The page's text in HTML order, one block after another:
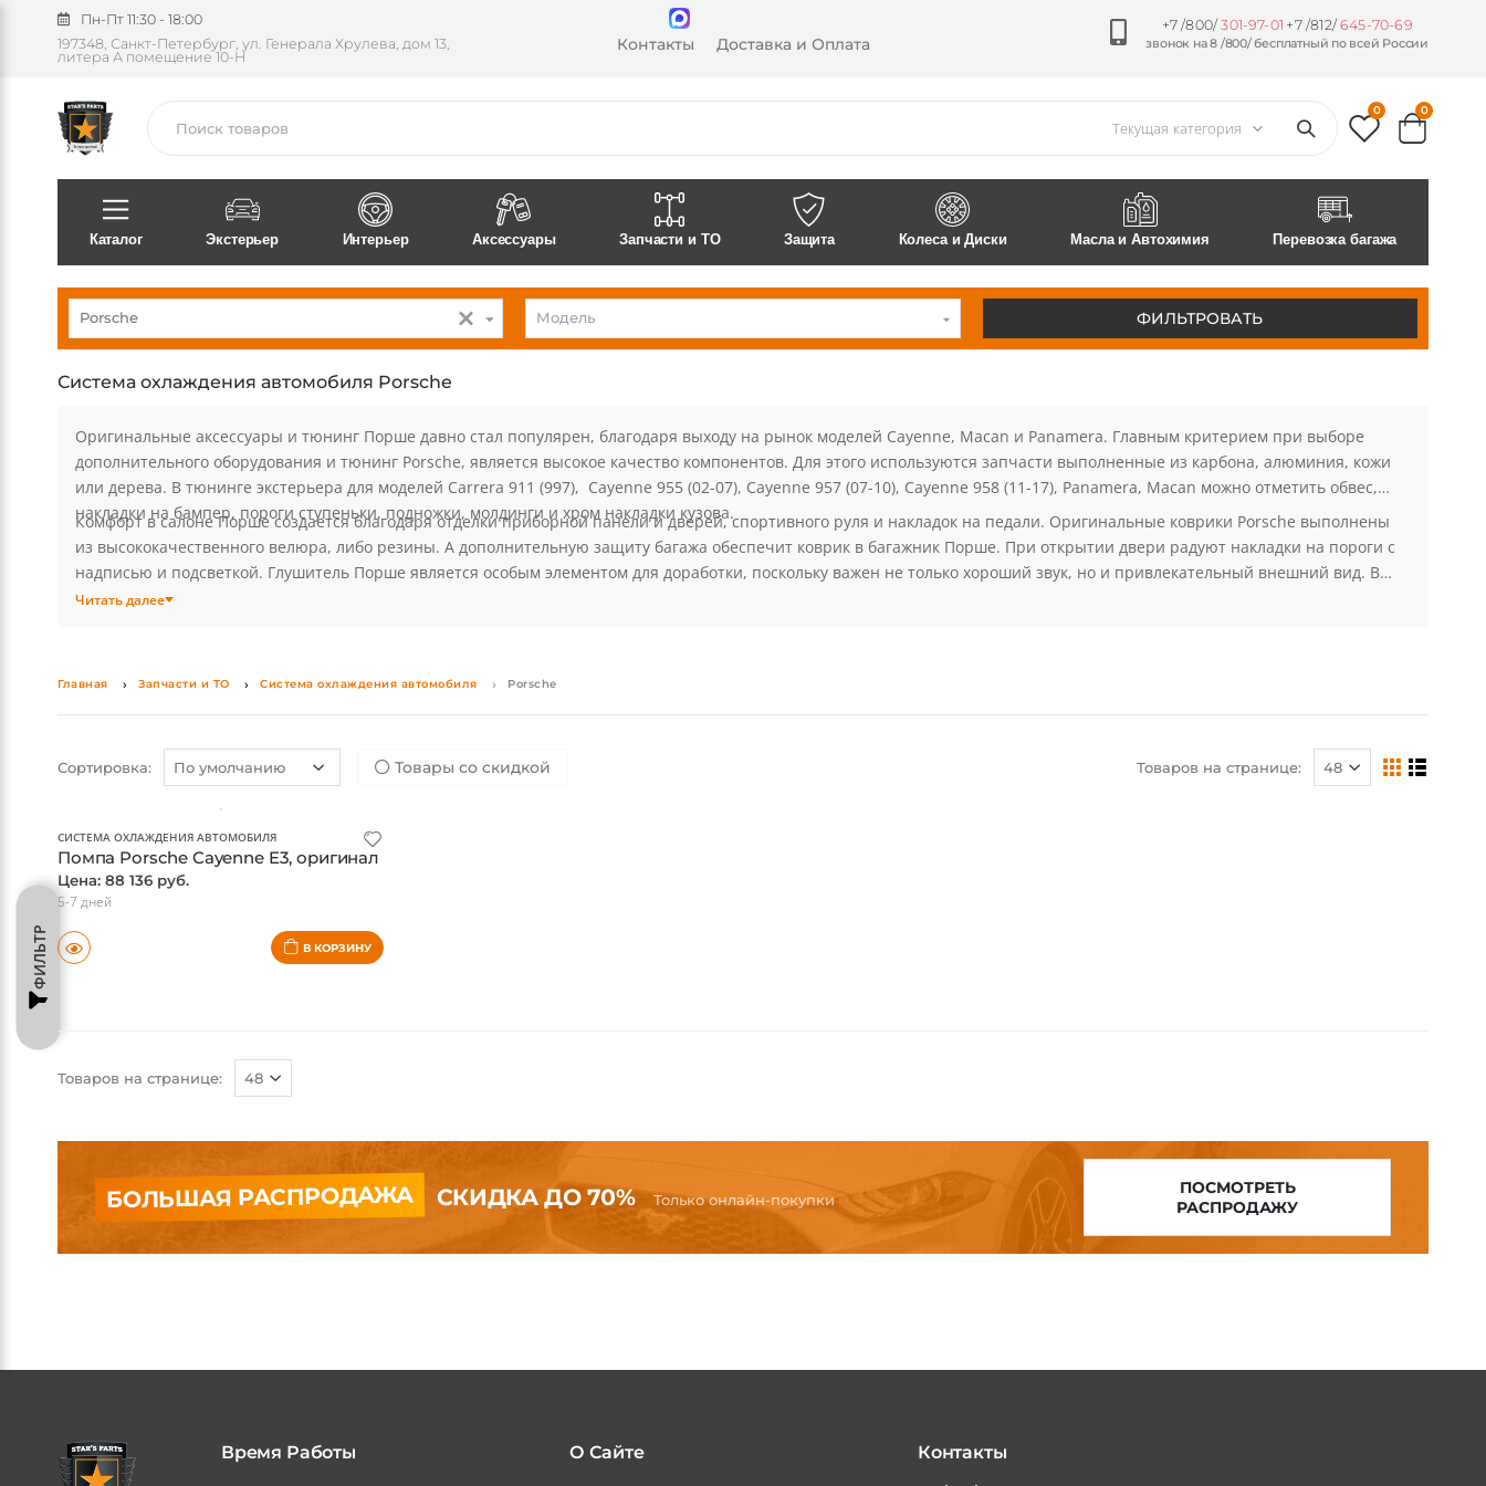
ФИЛЬТР
+7 /800/301-97-01 +7 /812/645-70-69
звонок на 8 /800/ бесплатный по всей России
Пн-Пт 11:30 - 18:00
197348, Санкт-Петербург, ул. Генерала Хрулева, дом 13,
литера А помещение 10-Н
Контакты Доставка и Оплата
0 0
Каталог Экстерьер Интерьер Аксессуары Запчасти и ТО Защита Колеса и Диски Масла и Автохимия Перевозка багажа
Porsche PorscheМодель ФИЛЬТРОВАТЬ
Система охлаждения автомобиля Porsche
Оригинальные аксессуары и тюнинг Порше давно стал популярен, благодаря выходу на рынок моделей Cayenne, Macan и Panamera. Главным критерием при выборе
дополнительного оборудования и тюнинг Porsche, является высокое качество компонентов. Для этого используются запчасти выполненные из карбона, алюминия, кожи
или дерева. В тюнинге экстерьера для моделей Carrera 911 (997), Cayenne 955 (02-07), Cayenne 957 (07-10), Cayenne 958 (11-17), Panamera, Macan можно отметить обвес,
накладки на бампер, пороги ступеньки, подножки, молдинги и хром накладки кузова.
Комфорт в салоне Порше создается благодаря отделки приборной панели и дверей, спортивного руля и накладок на педали. Оригинальные коврики Porsche выполнены
из высококачественного велюра, либо резины. А дополнительную защиту багажа обеспечит коврик в багажник Порше. При открытии двери радуют накладки на пороги с
надписью и подсветкой. Глушитель Порше является особым элементом для доработки, поскольку важен не только хороший звук, но и привлекательный внешний вид. В
этом помогут различные двойные насадки на выхлоп.
Читать далее
Главная Запчасти и ТО Система охлаждения автомобиля Porsche
Сортировка: Товары со скидкой Товаров на странице:
СИСТЕМА ОХЛАЖДЕНИЯ АВТОМОБИЛЯ
Помпа Porsche Cayenne E3, оригинал
Цена: 88 136 руб.
5-7 дней
В КОРЗИНУ
Товаров на странице:
БОЛЬШАЯ РАСПРОДАЖА СКИДКА ДО 70% Только онлайн-покупки
ПОСМОТРЕТЬ
РАСПРОДАЖУ
Время Работы О Сайте Контакты